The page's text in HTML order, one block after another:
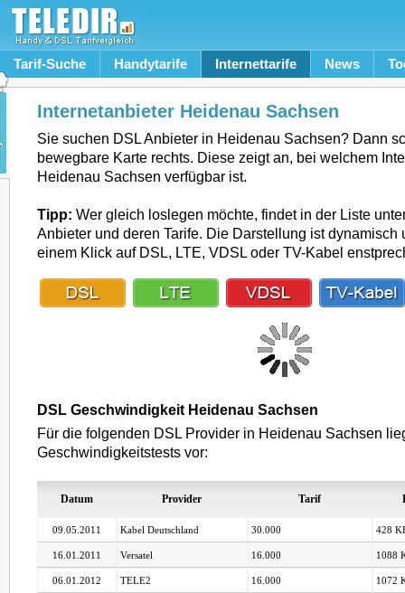
Tarif-Suche Handytarife Internettarife News
Internetanbieter Heidenau Sachsen
Sie suchen DSL Anbieter in Heidenau Sachsen? Dann
bewegbare Karte rechts. Diese zeigt an, bei welchem
Heidenau Sachsen verfügbar ist.
Tipp: Wer gleich loslegen möchte, findet in der Liste
Anbieter und deren Tarife. Die Darstellung ist dynamisch
einem Klick auf DSL, LTE, VDSL oder TV-Kabel
DSL Geschwindigkeit Heidenau Sachsen
Für die folgenden DSL Provider in Heidenau Sachsen
Geschwindigkeitstests vor:
Datum Provider Tarif
09.05.2011 Kabel Deutschland 30.000 428
16.01.2011 Versatel 16.000 1088
06.01.2012 TELE2 16.000 1072